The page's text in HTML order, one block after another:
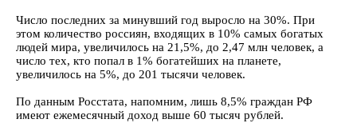
Число последних за минувший год выросло на 30%. При
этом количество россиян, входящих в 10% самых богатых
людей мира, увеличилось на 21,5%, до 2,47 млн человек, а
число тех, кто попал в 1% богатейших на планете,
увеличилось на 5%, до 201 тысячи человек.
По данным Росстата, напомним, лишь 8,5% граждан РФ
имеют ежемесячный доход выше 60 тысяч рублей.